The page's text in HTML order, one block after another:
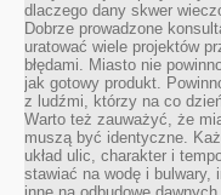
dlaczego dany skwer
Dobrze prowadzone
uratować wiele projektów
błędami. Miasto nie
jak gotowy produkt.
z ludźmi, którzy na co
Warto też zauważyć, że
muszą być identyczne.
układ ulic, charakter i
stawiać na wodę i bulwary,